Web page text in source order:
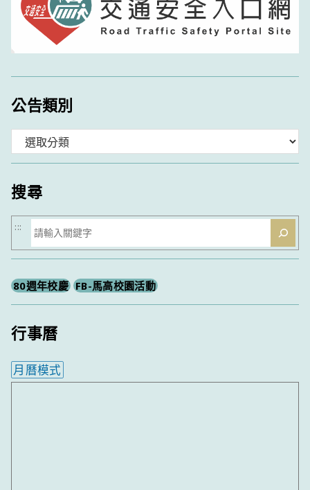
公告類別
類
搜尋
搜
尋
:::
80週年校慶 FB-馬高校園活動
行事曆
月曆模式